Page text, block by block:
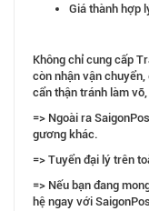
Giá thành hợp
Không chỉ cung cấp
còn nhận vận chuyển,
cẩn thận tránh làm
=> Ngoài ra
gương khác.
=> Tuyển đại lý trên
=> Nếu bạn đang
hệ ngay với